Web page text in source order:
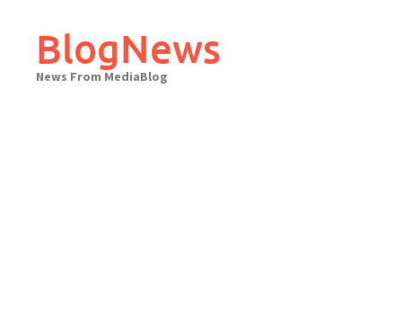
contentBlogNews
News From MediaBlog